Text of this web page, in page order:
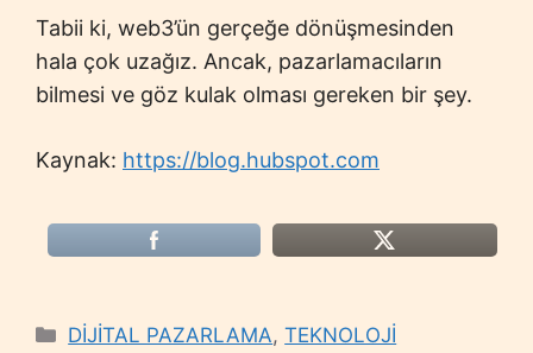
Tabii ki, web3’ün gerçeğe dönüşmesinden
hala çok uzağız. Ancak, pazarlamacıların
bilmesi ve göz kulak olması gereken bir şey.
Kaynak: https://blog.hubspot.com
Categories
DİJİTAL PAZARLAMA,TEKNOLOJİ